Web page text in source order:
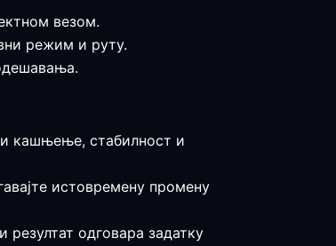
везом.
режим и руту.
кашњење, стабилност и
истовремену промену
одговара задатку